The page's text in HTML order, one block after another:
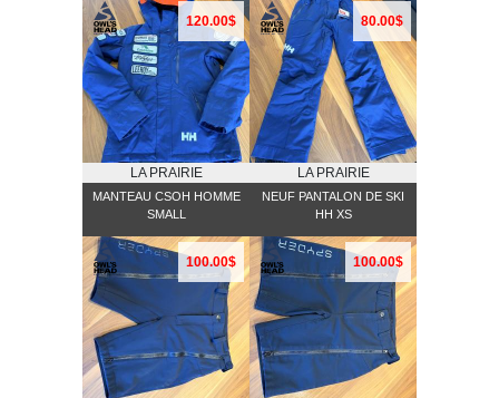
CONDITION
120.00$
LA PRAIRIE
MANTEAU CSOH HOMME
SMALL
80.00$
LA PRAIRIE
NEUF PANTALON DE SKI
HH XS
100.00$ 100.00$